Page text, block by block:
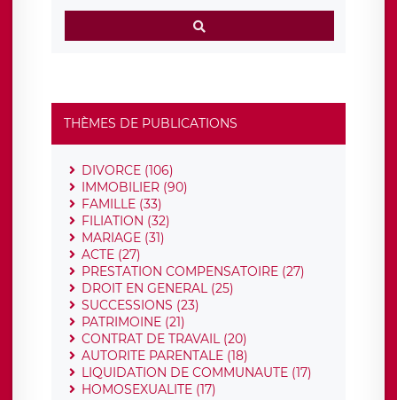
THÈMES DE PUBLICATIONS
DIVORCE (106)
IMMOBILIER (90)
FAMILLE (33)
FILIATION (32)
MARIAGE (31)
ACTE (27)
PRESTATION COMPENSATOIRE (27)
DROIT EN GENERAL (25)
SUCCESSIONS (23)
PATRIMOINE (21)
CONTRAT DE TRAVAIL (20)
AUTORITE PARENTALE (18)
LIQUIDATION DE COMMUNAUTE (17)
HOMOSEXUALITE (17)